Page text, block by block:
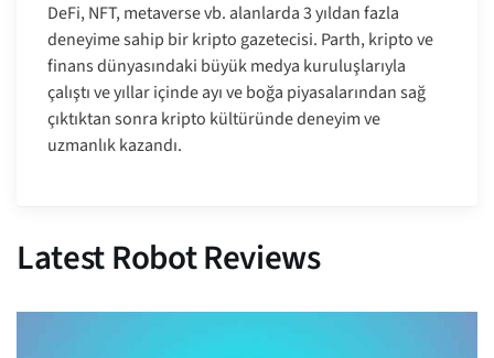
DeFi, NFT, metaverse vb. alanlarda 3 yıldan fazla
deneyime sahip bir kripto gazetecisi. Parth, kripto ve
finans dünyasındaki büyük medya kuruluşlarıyla
çalıştı ve yıllar içinde ayı ve boğa piyasalarından sağ
çıktıktan sonra kripto kültüründe deneyim ve
uzmanlık kazandı.
Latest Robot Reviews